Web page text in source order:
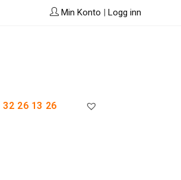
Min Konto | Logg inn
32 26 13 26